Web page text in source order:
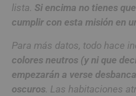
lista. Si encima no tienes
cumplir con esta misión en
Para más datos, todo hace
colores neutros (y ni que
empezarán a verse
oscuros. Las habitaciones